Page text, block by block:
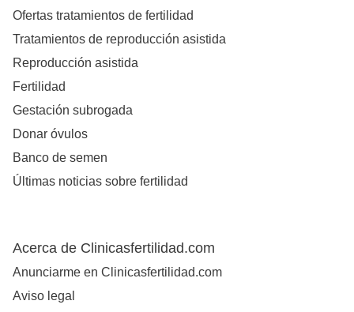
Ofertas tratamientos de fertilidad
Tratamientos de reproducción asistida
Reproducción asistida
Fertilidad
Gestación subrogada
Donar óvulos
Banco de semen
Últimas noticias sobre fertilidad
Acerca de Clinicasfertilidad.com
Anunciarme en Clinicasfertilidad.com
Aviso legal